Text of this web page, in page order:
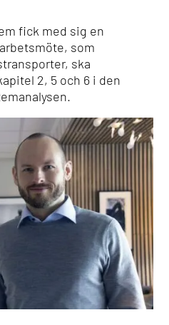
fick med sig en
som
ska
2, 5 och 6 i den